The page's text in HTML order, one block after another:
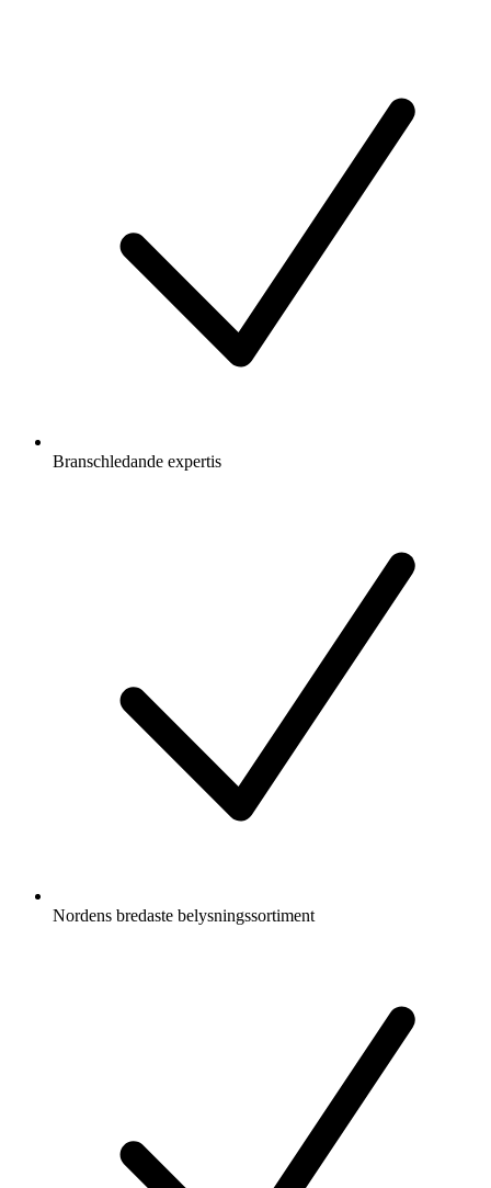
Branschledande expertis
Nordens bredaste belysningssortiment